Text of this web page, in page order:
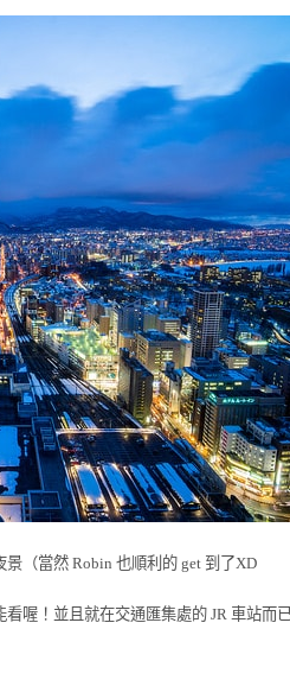
（當然 Robin 也順利的 get 到了XD
喔！並且就在交通匯集處的 JR 車站而